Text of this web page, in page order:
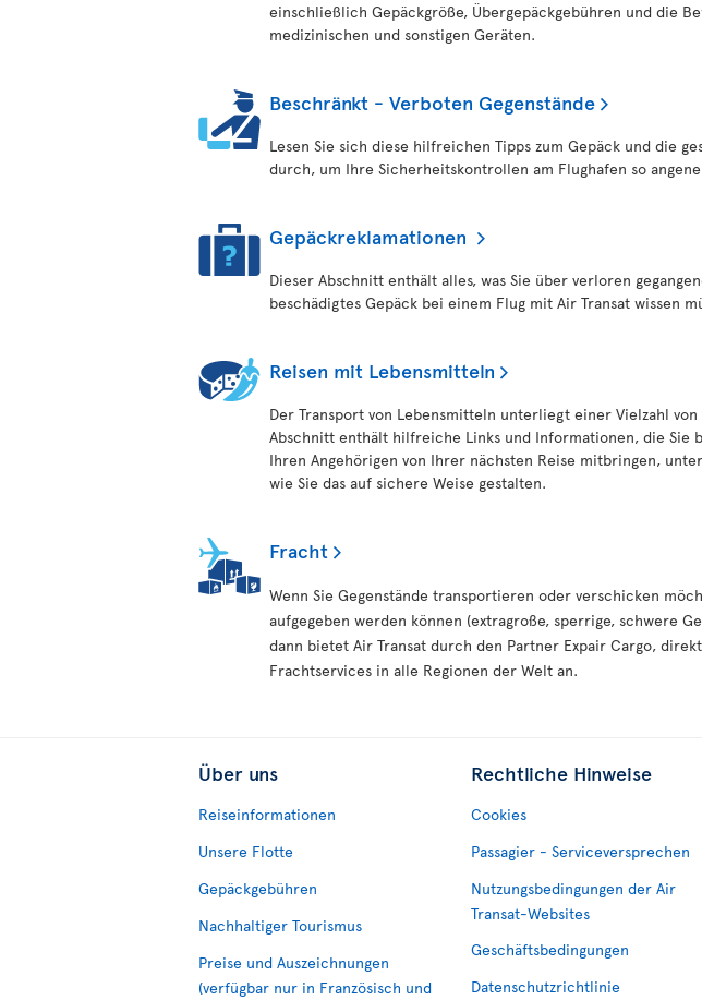
einschließlich Gepäckgröße, Übergepäckgebühren und die
medizinischen und sonstigen Geräten.
Beschränkt - Verboten Gegenstände
Lesen Sie sich diese hilfreichen Tipps zum Gepäck und die
durch, um Ihre Sicherheitskontrollen am Flughafen so
Gepäckreklamationen
Dieser Abschnitt enthält alles, was Sie über verloren
beschädigtes Gepäck bei einem Flug mit Air Transat wissen
Reisen mit Lebensmitteln
Der Transport von Lebensmitteln unterliegt einer Vielzahl
Abschnitt enthält hilfreiche Links und Informationen, die Sie
Ihren Angehörigen von Ihrer nächsten Reise mitbringen,
wie Sie das auf sichere Weise gestalten.
Fracht
Wenn Sie Gegenstände transportieren oder verschicken
aufgegeben werden können (extragroße, sperrige, schwere
dann bietet Air Transat durch den Partner Expair Cargo,
Frachtservices in alle Regionen der Welt an.
Über uns
Reiseinformationen
Unsere Flotte
Gepäckgebühren
Nachhaltiger Tourismus
Preise und Auszeichnungen
(verfügbar nur in Französisch und
Rechtliche Hinweise
Cookies
Passagier - Serviceversprechen
Nutzungsbedingungen der Air
Transat-Websites
Geschäftsbedingungen
Datenschutzrichtlinie